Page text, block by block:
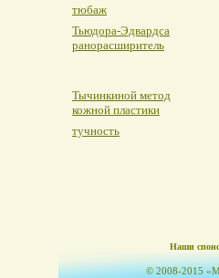
тюбаж
Тьюдора-Эдвардса
ранорасширитель
Тычинкиной метод
кожной пластики
тучность
Наши
© 2008-2015